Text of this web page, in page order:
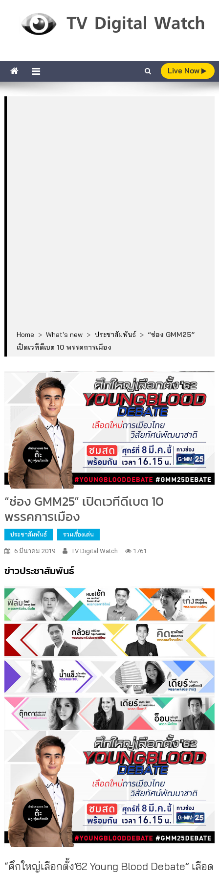
Live Now
Home > What's new > ประชาสัมพันธ์ > “ช่อง GMM25”
เปิดเวทีดีเบต 10 พรรคการเมือง
“ช่อง GMM25” เปิดเวทีดีเบต 10
พรรคการเมือง
ประชาสัมพันธ์ รวมเรื่องเด่น
6 มีนาคม 2019 TV Digital Watch 1761
ข่าวประชาสัมพันธ์
“ศึกใหญ่เลือกตั้ง’62Young Blood Debate” เลือด